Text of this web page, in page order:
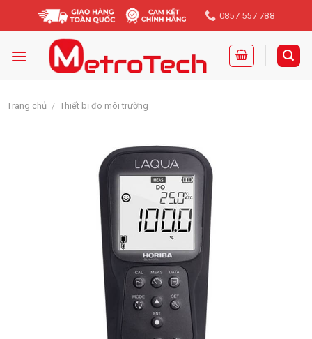
0857 557 788
Trang chủ / Thiết bị đo môi trường